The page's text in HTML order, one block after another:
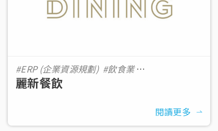
#ERP (企業資源規劃) #飲食業
#1001-5000 員工數
麗新餐飲
閱讀更多